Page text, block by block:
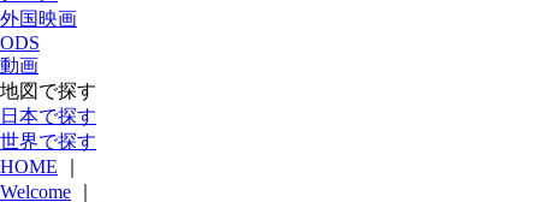
外国映画
ODS
動画
地図で探す
日本で探す
世界で探す
HOME
Welcome